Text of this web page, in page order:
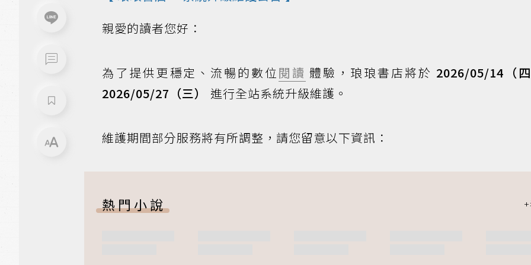
親愛的讀者您好：
為了提供更穩定、流暢的數位 閱讀 體驗，琅琅書店將於 2026/05/14（
2026/05/27（三） 進行全站系統升級維護。
維護期間部分服務將有所調整，請您留意以下資訊：
熱門小說